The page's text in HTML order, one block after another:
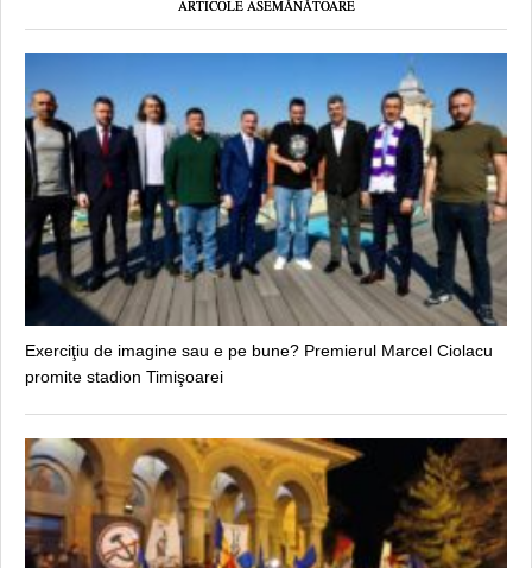
ARTICOLE ASEMĂNĂTOARE
Exerciţiu de imagine sau e pe bune? Premierul Marcel Ciolacu
promite stadion Timişoarei